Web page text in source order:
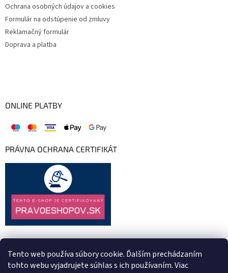
Tento web používa súbory cookie. Ďalším prechádzaním
tohto webu vyjadrujete súhlas s ich používaním. Viac
Ochrana osobných údajov a cookies
Formulár na odstúpenie od zmluvy
Reklamačný formulár
Doprava a platba
ONLINE PLATBY
PRÁVNA OCHRANA CERTIFIKÁT